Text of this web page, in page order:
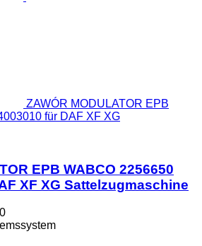
ZAWÓR MODULATOR EPB
für DAF XF XG
EPB WABCO 2256650
XF XG Sattelzugmaschine